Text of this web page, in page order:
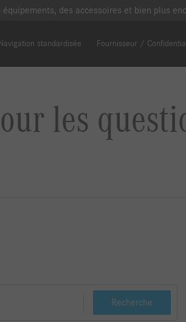
des accessoires et bien plus
Navigation standardisée Fournisseur /
les
Recherche